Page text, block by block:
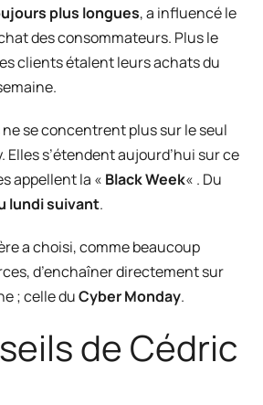
plus longues, a influencé le
des consommateurs. Plus le
clients étalent leurs achats du
se concentrent plus sur le seul
Elles s’étendent aujourd’hui sur ce
appellent la « Black Week« . Du
lundi suivant.
a choisi, comme beaucoup
d’enchaîner directement sur
; celle duCyber Monday.
de Cédric